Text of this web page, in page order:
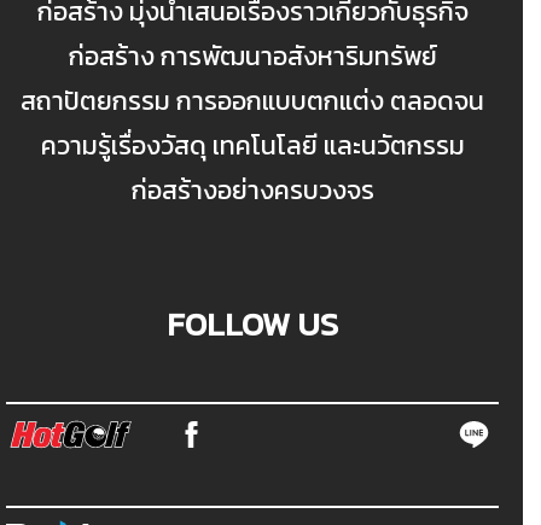
ก่อสร้าง มุ่งนำเสนอเรื่องราวเกี่ยวกับธุรกิจ
ก่อสร้าง การพัฒนาอสังหาริมทรัพย์
สถาปัตยกรรม การออกแบบตกแต่ง ตลอดจน
ความรู้เรื่องวัสดุ เทคโนโลยี และนวัตกรรม
ก่อสร้างอย่างครบวงจร
FOLLOW US